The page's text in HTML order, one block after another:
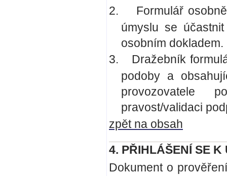
2.
Formulář
úmyslu se
osobním dokladem.
3.
Dražebník
podoby a
provozovatele
pravost/validaci
zpět na obsah
4. PŘIHLÁŠENÍ SE
Dokument o